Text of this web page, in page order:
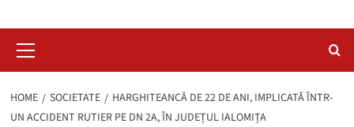
Menu
HOME SOCIETATE
HARGHITEANCĂ DE 22 DE ANI, IMPLICATĂ ÎNTR-
UN ACCIDENT RUTIER PE DN 2A, ÎN JUDEȚUL IALOMIȚA